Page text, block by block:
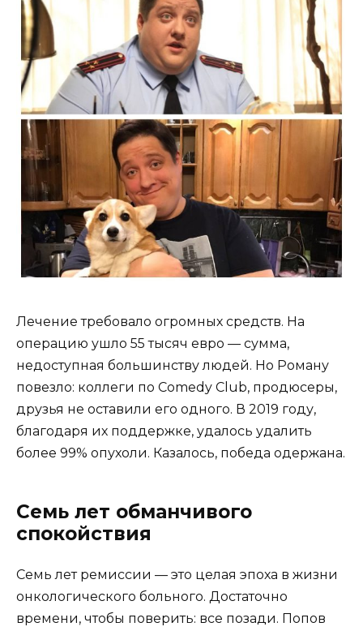
Лечение требовало огромных средств. На
операцию ушло 55 тысяч евро — сумма,
недоступная большинству людей. Но Роману
повезло: коллеги по Comedy Club, продюсеры,
друзья не оставили его одного. В 2019 году,
благодаря их поддержке, удалось удалить
более 99% опухоли. Казалось, победа одержана.
Семь лет обманчивого
спокойствия
Семь лет ремиссии — это целая эпоха в жизни
онкологического больного. Достаточно
времени, чтобы поверить: все позади. Попов